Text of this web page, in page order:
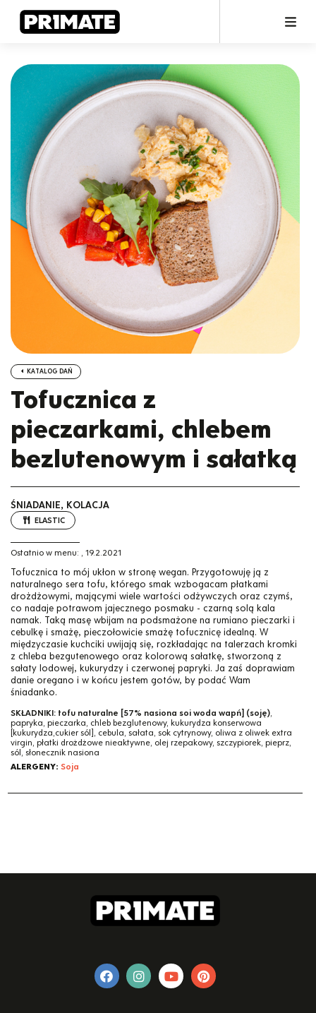
KATALOG DAŃ
Tofucznica z
pieczarkami, chlebem
bezlutenowym i sałatką
ŚNIADANIE, KOLACJA
ELASTIC
Ostatnio w menu: , 19.2.2021
Tofucznica to mój ukłon w stronę wegan. Przygotowuję ją z
naturalnego sera tofu, którego smak wzbogacam płatkami
drożdżowymi, mającymi wiele wartości odżywczych oraz czymś,
co nadaje potrawom jajecznego posmaku - czarną solą kala
namak. Taką masę wbijam na podsmażone na rumiano pieczarki i
cebulkę i smażę, pieczołowicie smażę tofucznicę idealną. W
międzyczasie kuchciki uwijają się, rozkładając na talerzach kromki
z chleba bezgutenowego oraz kolorową sałatkę, stworzoną z
sałaty lodowej, kukurydzy i czerwonej papryki. Ja zaś doprawiam
danie oregano i w końcu jestem gotów, by podać Wam
śniadanko.
SKŁADNIKI: tofu naturalne [57% nasiona soi woda wapń] (soję),
papryka, pieczarka, chleb bezglutenowy, kukurydza konserwowa
[kukurydza,cukier sól], cebula, sałata, sok cytrynowy, oliwa z oliwek extra
virgin, płatki drożdżowe nieaktywne, olej rzepakowy, szczypiorek, pieprz,
sól, słonecznik nasiona
ALERGENY: Soja